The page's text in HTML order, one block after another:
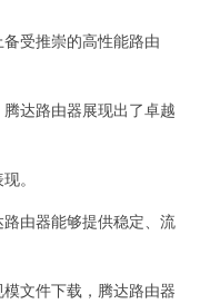
受推崇的高性能路由
达路由器展现出了卓越
。
由器能够提供稳定、流
文件下载，腾达路由器